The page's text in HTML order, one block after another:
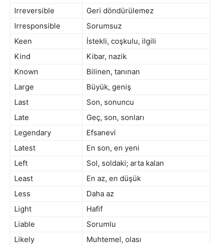
Irreversible
Geri döndürülemez
Irresponsible
Sorumsuz
Keen
İstekli, coşkulu, ilgili
Kind
Kibar, nazik
Known
Bilinen, tanınan
Large
Büyük, geniş
Last
Son, sonuncu
Late
Geç, son, sonları
Legendary
Efsanevi
Latest
En son, en yeni
Left
Sol, soldaki; arta kalan
Least
En az, en düşük
Less
Daha az
Light
Hafif
Liable
Sorumlu
Likely
Muhtemel, olası